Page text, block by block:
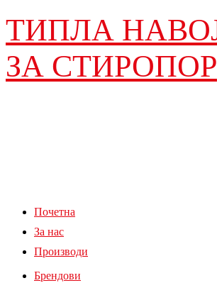
ТИПЛА
ЗА СТИРОПОР
Почетна
За нас
Производи
Брендови